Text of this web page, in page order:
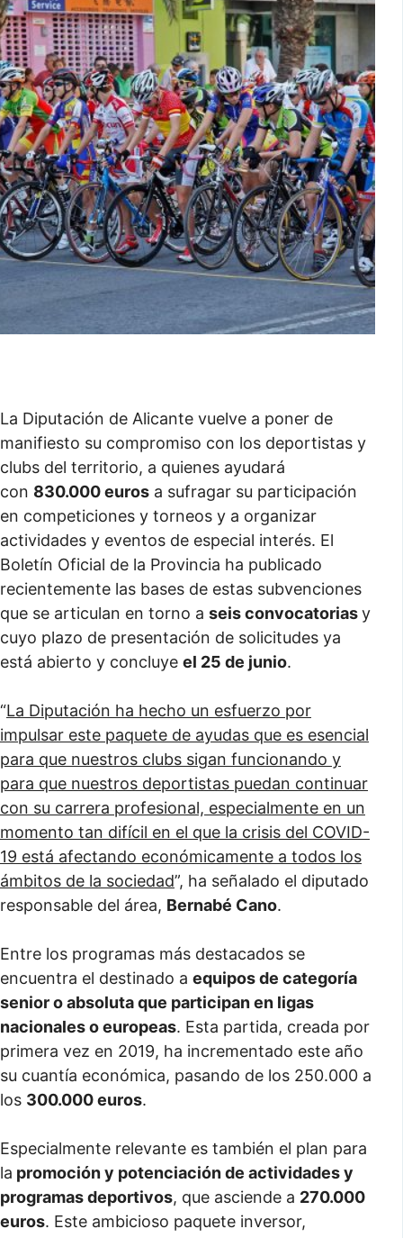
La Diputación de Alicante vuelve a poner de
manifiesto su compromiso con los deportistas y
clubs del territorio, a quienes ayudará
con 830.000 euros a sufragar su participación
en competiciones y torneos y a organizar
actividades y eventos de especial interés. El
Boletín Oficial de la Provincia ha publicado
recientemente las bases de estas subvenciones
que se articulan en torno a seis convocatoriasy
cuyo plazo de presentación de solicitudes ya
está abierto y concluye el 25 de junio.
“La Diputación ha hecho un esfuerzo por
impulsar este paquete de ayudas que es esencial
para que nuestros clubs sigan funcionando y
para que nuestros deportistas puedan continuar
con su carrera profesional, especialmente en un
momento tan difícil en el que la crisis del COVID-
19 está afectando económicamente a todos los
ámbitos de la sociedad”, ha señalado el diputado
responsable del área, Bernabé Cano.
Entre los programas más destacados se
encuentra el destinado a equipos de categoría
senior o absoluta que participan en ligas
nacionales o europeas. Esta partida, creada por
primera vez en 2019, ha incrementado este año
su cuantía económica, pasando de los 250.000 a
los 300.000 euros.
Especialmente relevante es también el plan para
la promoción y potenciación de actividades y
programas deportivos, que asciende a 270.000
euros. Este ambicioso paquete inversor,